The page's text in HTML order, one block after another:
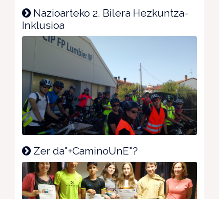
Nazioarteko 2. Bilera Hezkuntza-
Inklusioa
Zer da"+CaminoUnE"?